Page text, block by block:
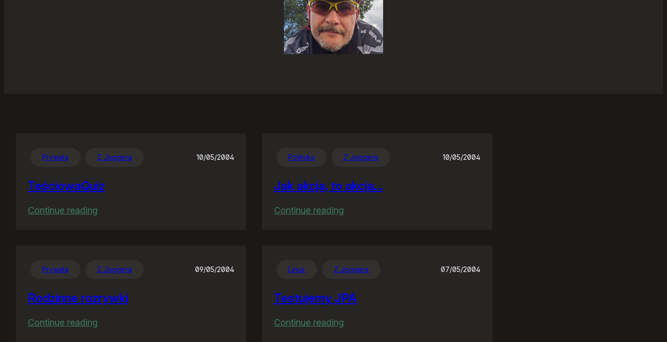
Prywata Z Joggera 10/05/2004
TeściowaQuiz
Continue reading
Polityka Z Joggera 10/05/2004
Jak akcja, to akcja…
Continue reading
akcja…
Prywata Z Joggera 09/05/2004
Rodzinne rozrywki
Continue reading
Linux Z Joggera 07/05/2004
Testujemy JPA
Continue reading